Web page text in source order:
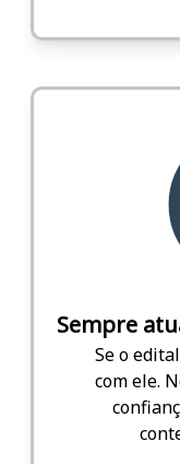
Sempre
Se o
com ele.